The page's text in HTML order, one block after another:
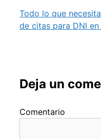
Todo lo que
de citas para DNI
Deja un
Comentario